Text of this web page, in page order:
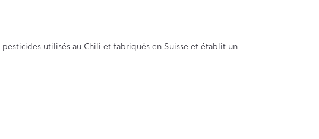
utilisés au Chili et fabriqués en Suisse et établit un